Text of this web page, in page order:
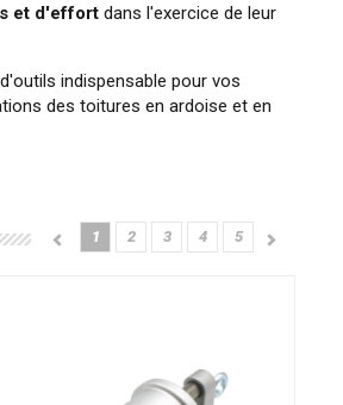
et d'effort dans l'exercice de leur
indispensable pour vos
des toitures en ardoise et en
1 2 3 4 5